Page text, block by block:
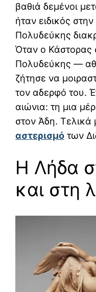
βαθιά δεμένοι
ήταν ειδικός
Πολυδεύκης
Όταν ο Κάστορας
Πολυδεύκης —
ζήτησε να
τον αδερφό του.
αιώνια: τη μια
στον Άδη. Τελικά
αστερισμό των
Η Λήδα
και στη